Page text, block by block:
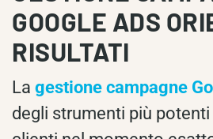
GOOGLE ADS
RISULTATI
La gestione campagne
degli strumenti più